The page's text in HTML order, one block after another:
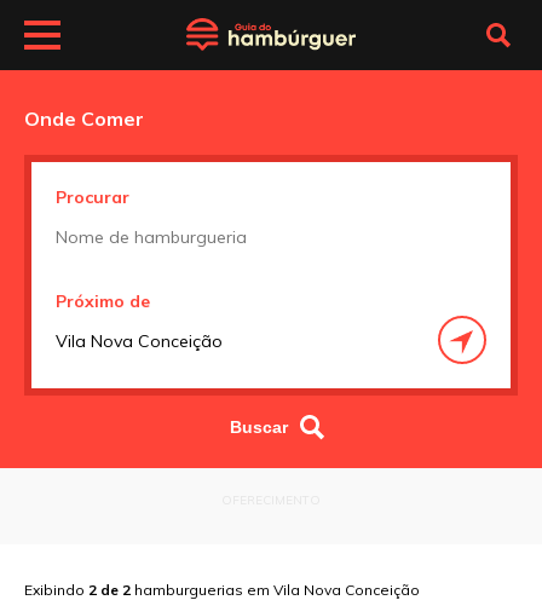
Onde Comer
Procurar
Próximo de
Exibindo 2 de 2 hamburguerias em Vila Nova Conceição